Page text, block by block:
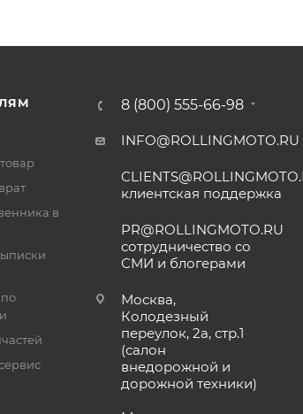
в
8 (800) 555-66-98
INFO@ROLLINGMOTO.RU
клиентская поддержка
PR@ROLLINGMOTO.RU
сотрудничество со
СМИ и блогерами
Москва,
Колодезный
переулок, 2а, стр.1
(салон
внедорожной и
дорожной техники)